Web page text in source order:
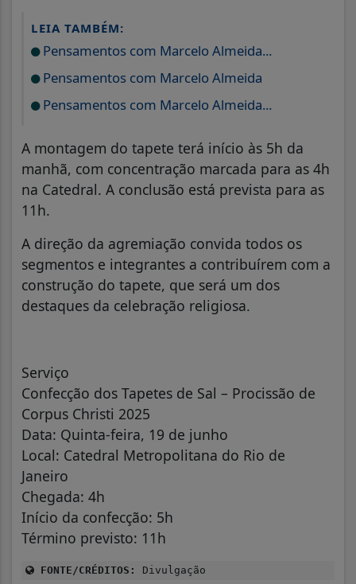
LEIA TAMBÉM:
Pensamentos com Marcelo Almeida...
Pensamentos com Marcelo Almeida
Pensamentos com Marcelo Almeida...
A montagem do tapete terá início às 5h da
manhã, com concentração marcada para as 4h
na Catedral. A conclusão está prevista para as
11h.
A direção da agremiação convida todos os
segmentos e integrantes a contribuírem com a
construção do tapete, que será um dos
destaques da celebração religiosa.
Serviço
Confecção dos Tapetes de Sal – Procissão de
Corpus Christi 2025
Data: Quinta-feira, 19 de junho
Local: Catedral Metropolitana do Rio de
Janeiro
Chegada: 4h
Início da confecção: 5h
Término previsto: 11h
FONTE/CRÉDITOS: Divulgação